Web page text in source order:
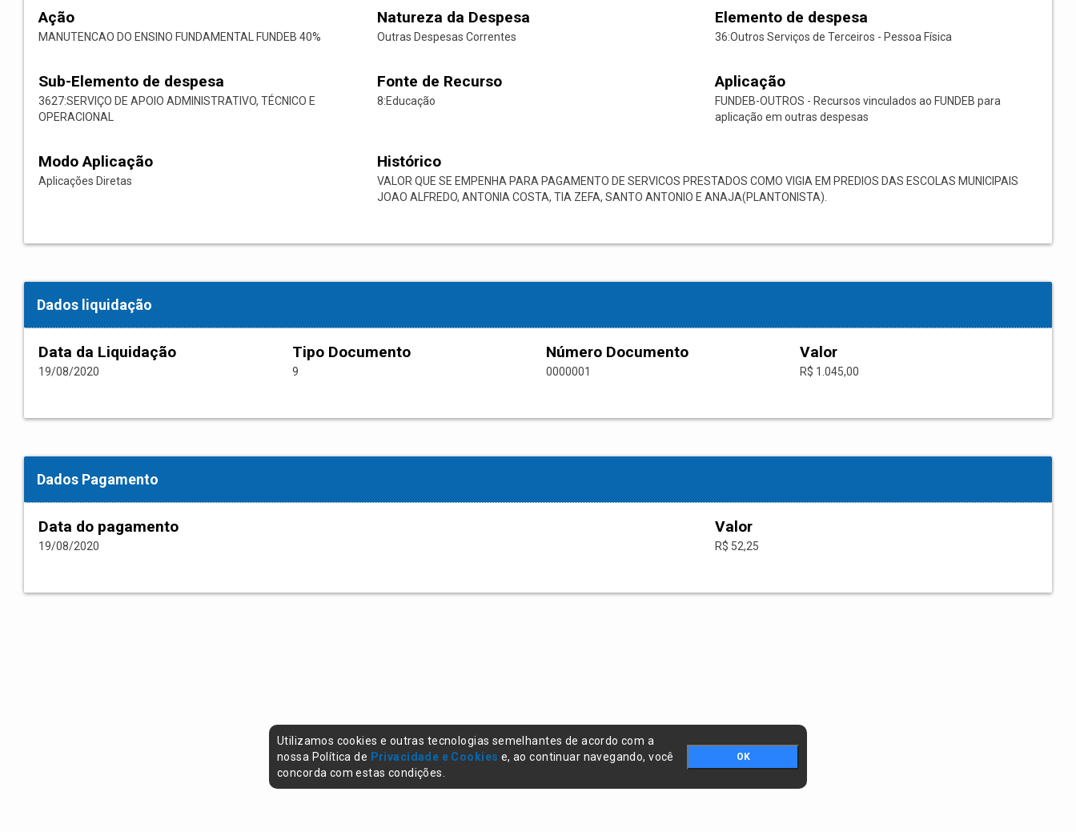
Ação
MANUTENCAO DO ENSINO FUNDAMENTAL FUNDEB 40%
Natureza da Despesa
Outras Despesas Correntes
Elemento de despesa
36:Outros Serviços de Terceiros - Pessoa Física
Sub-Elemento de despesa
3627:SERVIÇO DE APOIO ADMINISTRATIVO, TÉCNICO E
OPERACIONAL
Fonte de Recurso
8:Educação
Aplicação
FUNDEB-OUTROS - Recursos vinculados ao FUNDEB para
aplicação em outras despesas
Modo Aplicação
Aplicações Diretas
Histórico
VALOR QUE SE EMPENHA PARA PAGAMENTO DE SERVICOS PRESTADOS COMO VIGIA EM PREDIOS DAS ESCOLAS MUNICIPAIS
JOAO ALFREDO, ANTONIA COSTA, TIA ZEFA, SANTO ANTONIO E ANAJA(PLANTONISTA).
Dados liquidação
Data da Liquidação
19/08/2020
Tipo Documento
9
Número Documento
0000001
Valor
R$ 1.045,00
Dados Pagamento
Data do pagamento
19/08/2020
Valor
R$ 52,25
Utilizamos cookies e outras tecnologias semelhantes de acordo com a
nossa Política de Privacidade e Cookies e, ao continuar navegando, você
concorda com estas condições.
OK